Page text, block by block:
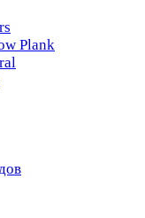
Plank